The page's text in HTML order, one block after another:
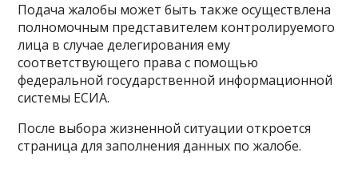
Подача жалобы может быть также осуществлена
полномочным представителем контролируемого
лица в случае делегирования ему
соответствующего права с помощью
федеральной государственной информационной
системы ЕСИА.
После выбора жизненной ситуации откроется
страница для заполнения данных по жалобе.